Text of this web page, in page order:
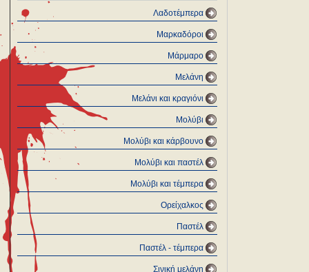
Λαδοτέμπερα
Μαρκαδόροι
Μάρμαρο
Μελάνη
Μελάνι και κραγιόνι
Μολύβι
Μολύβι και κάρβουνο
Μολύβι και παστέλ
Μολύβι και τέμπερα
Ορείχαλκος
Παστέλ
Παστέλ - τέμπερα
Σινική μελάνη